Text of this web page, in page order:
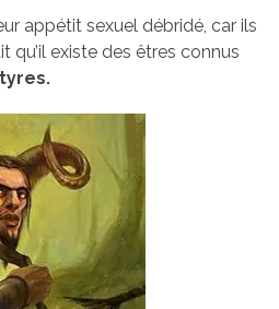
appétit sexuel débridé, car ils
qu’il existe des êtres connus